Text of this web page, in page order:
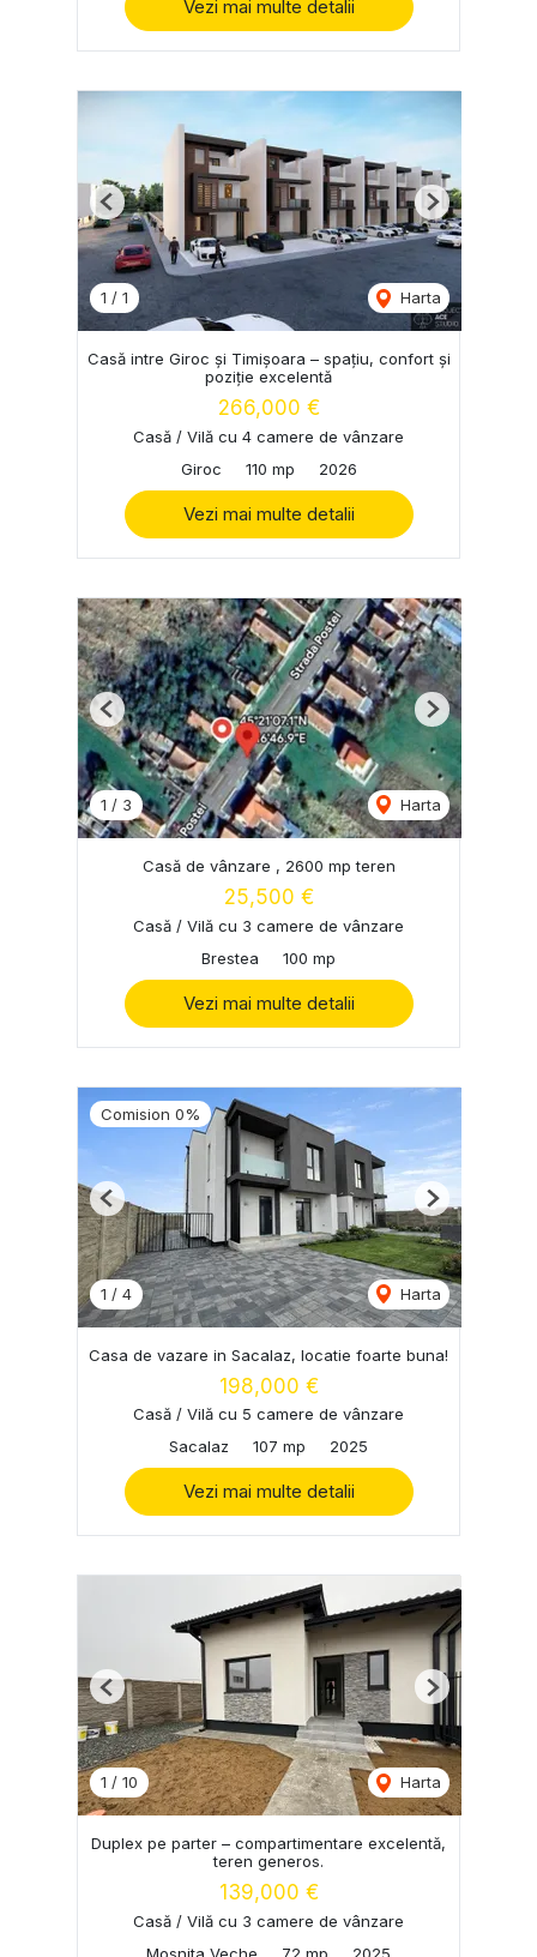
Vezi mai multe detalii
1 / 1 Harta
Previous Next
Casă intre Giroc și Timișoara – spațiu, confort și
poziție excelentă
266,000 €
Casă / Vilă cu 4 camere de vânzare
Giroc
110 mp 2026
Vezi mai multe detalii
1 / 3 Harta
Previous Next
Casă de vânzare , 2600 mp teren
25,500 €
Casă / Vilă cu 3 camere de vânzare
Brestea
100 mp
Vezi mai multe detalii
Comision 0%
1 / 4 Harta
Previous Next
Casa de vazare in Sacalaz, locatie foarte buna!
198,000 €
Casă / Vilă cu 5 camere de vânzare
Sacalaz
107 mp 2025
Vezi mai multe detalii
1 / 10 Harta
Previous Next
Duplex pe parter – compartimentare excelentă,
teren generos.
139,000 €
Casă / Vilă cu 3 camere de vânzare